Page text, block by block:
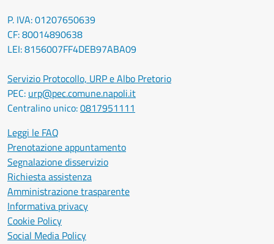
P. IVA: 01207650639
CF: 80014890638
LEI: 8156007FF4DEB97ABA09
Servizio Protocollo, URP e Albo Pretorio
PEC: urp@pec.comune.napoli.it
Centralino unico:0817951111
Leggi le FAQ
Prenotazione appuntamento
Segnalazione disservizio
Richiesta assistenza
Amministrazione trasparente
Informativa privacy
Cookie Policy
Social Media Policy